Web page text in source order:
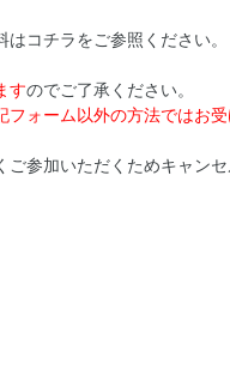
コチラをご参照ください。
すのでご了承ください。
フォーム以外の方法ではお
参加いただくためキャン